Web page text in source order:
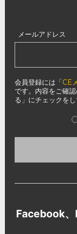
メールアドレス
会員登録には「CE
です。内容をご確
る」にチェックを
Facebook